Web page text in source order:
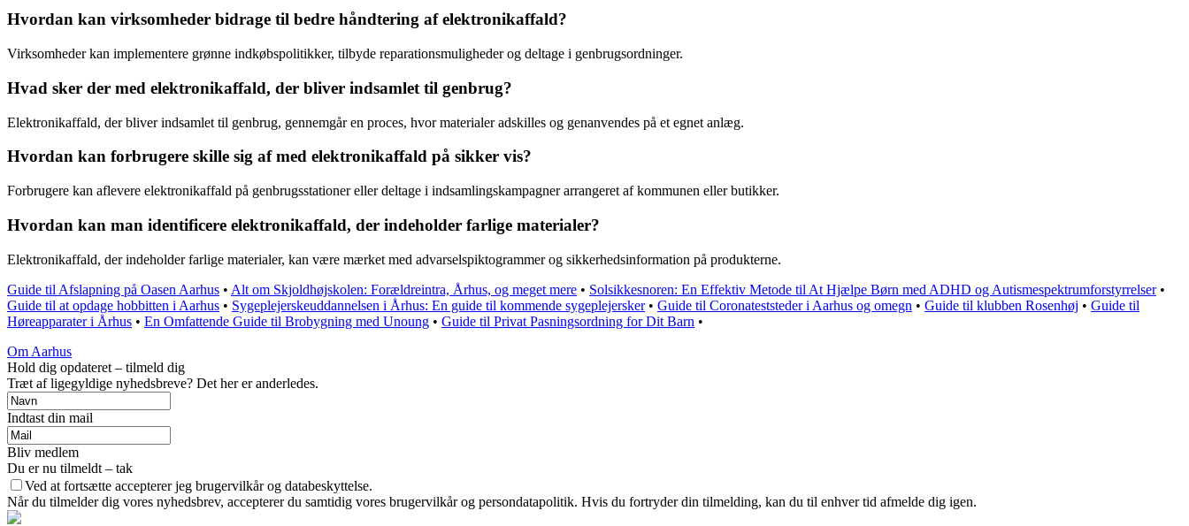
Hvordan kan virksomheder bidrage til bedre håndtering af elektronikaffald?
Virksomheder kan implementere grønne indkøbspolitikker, tilbyde reparationsmuligheder og deltage i genbrugsordninger.
Hvad sker der med elektronikaffald, der bliver indsamlet til genbrug?
Elektronikaffald, der bliver indsamlet til genbrug, gennemgår en proces, hvor materialer adskilles og genanvendes på et egnet anlæg.
Hvordan kan forbrugere skille sig af med elektronikaffald på sikker vis?
Forbrugere kan aflevere elektronikaffald på genbrugsstationer eller deltage i indsamlingskampagner arrangeret af kommunen eller butikker.
Hvordan kan man identificere elektronikaffald, der indeholder farlige materialer?
Elektronikaffald, der indeholder farlige materialer, kan være mærket med advarselspiktogrammer og sikkerhedsinformation på produkterne.
Guide til Afslapning på Oasen Aarhus • Alt om Skjoldhøjskolen: Forældreintra, Århus, og meget mere • Solsikkesnoren: En Effektiv Metode til At Hjælpe Børn med ADHD og Autismespektrumforstyrrelser•
Guide til at opdage hobbitten i Aarhus • Sygeplejerskeuddannelsen i Århus: En guide til kommende sygeplejersker• Guide til Coronateststeder i Aarhus og omegn • Guide til klubben Rosenhøj • Guide til
Høreapparater i Århus • En Omfattende Guide til Brobygning med Unoung • Guide til Privat Pasningsordning for Dit Barn •
Om Aarhus
Hold dig opdateret – tilmeld dig
Træt af ligegyldige nyhedsbreve? Det her er anderledes.
Indtast din mail
Bliv medlem
Du er nu tilmeldt – tak
Ved at fortsætte accepterer jeg brugervilkår og databeskyttelse.
Når du tilmelder dig vores nyhedsbrev, accepterer du samtidig vores brugervilkår og persondatapolitik. Hvis du fortryder din tilmelding, kan du til enhver tid afmelde dig igen.